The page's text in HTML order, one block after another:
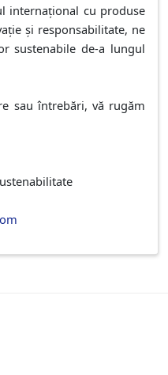
internațional cu produse
și responsabilitate, ne
sustenabile de-a lungul
sau întrebări, vă rugăm